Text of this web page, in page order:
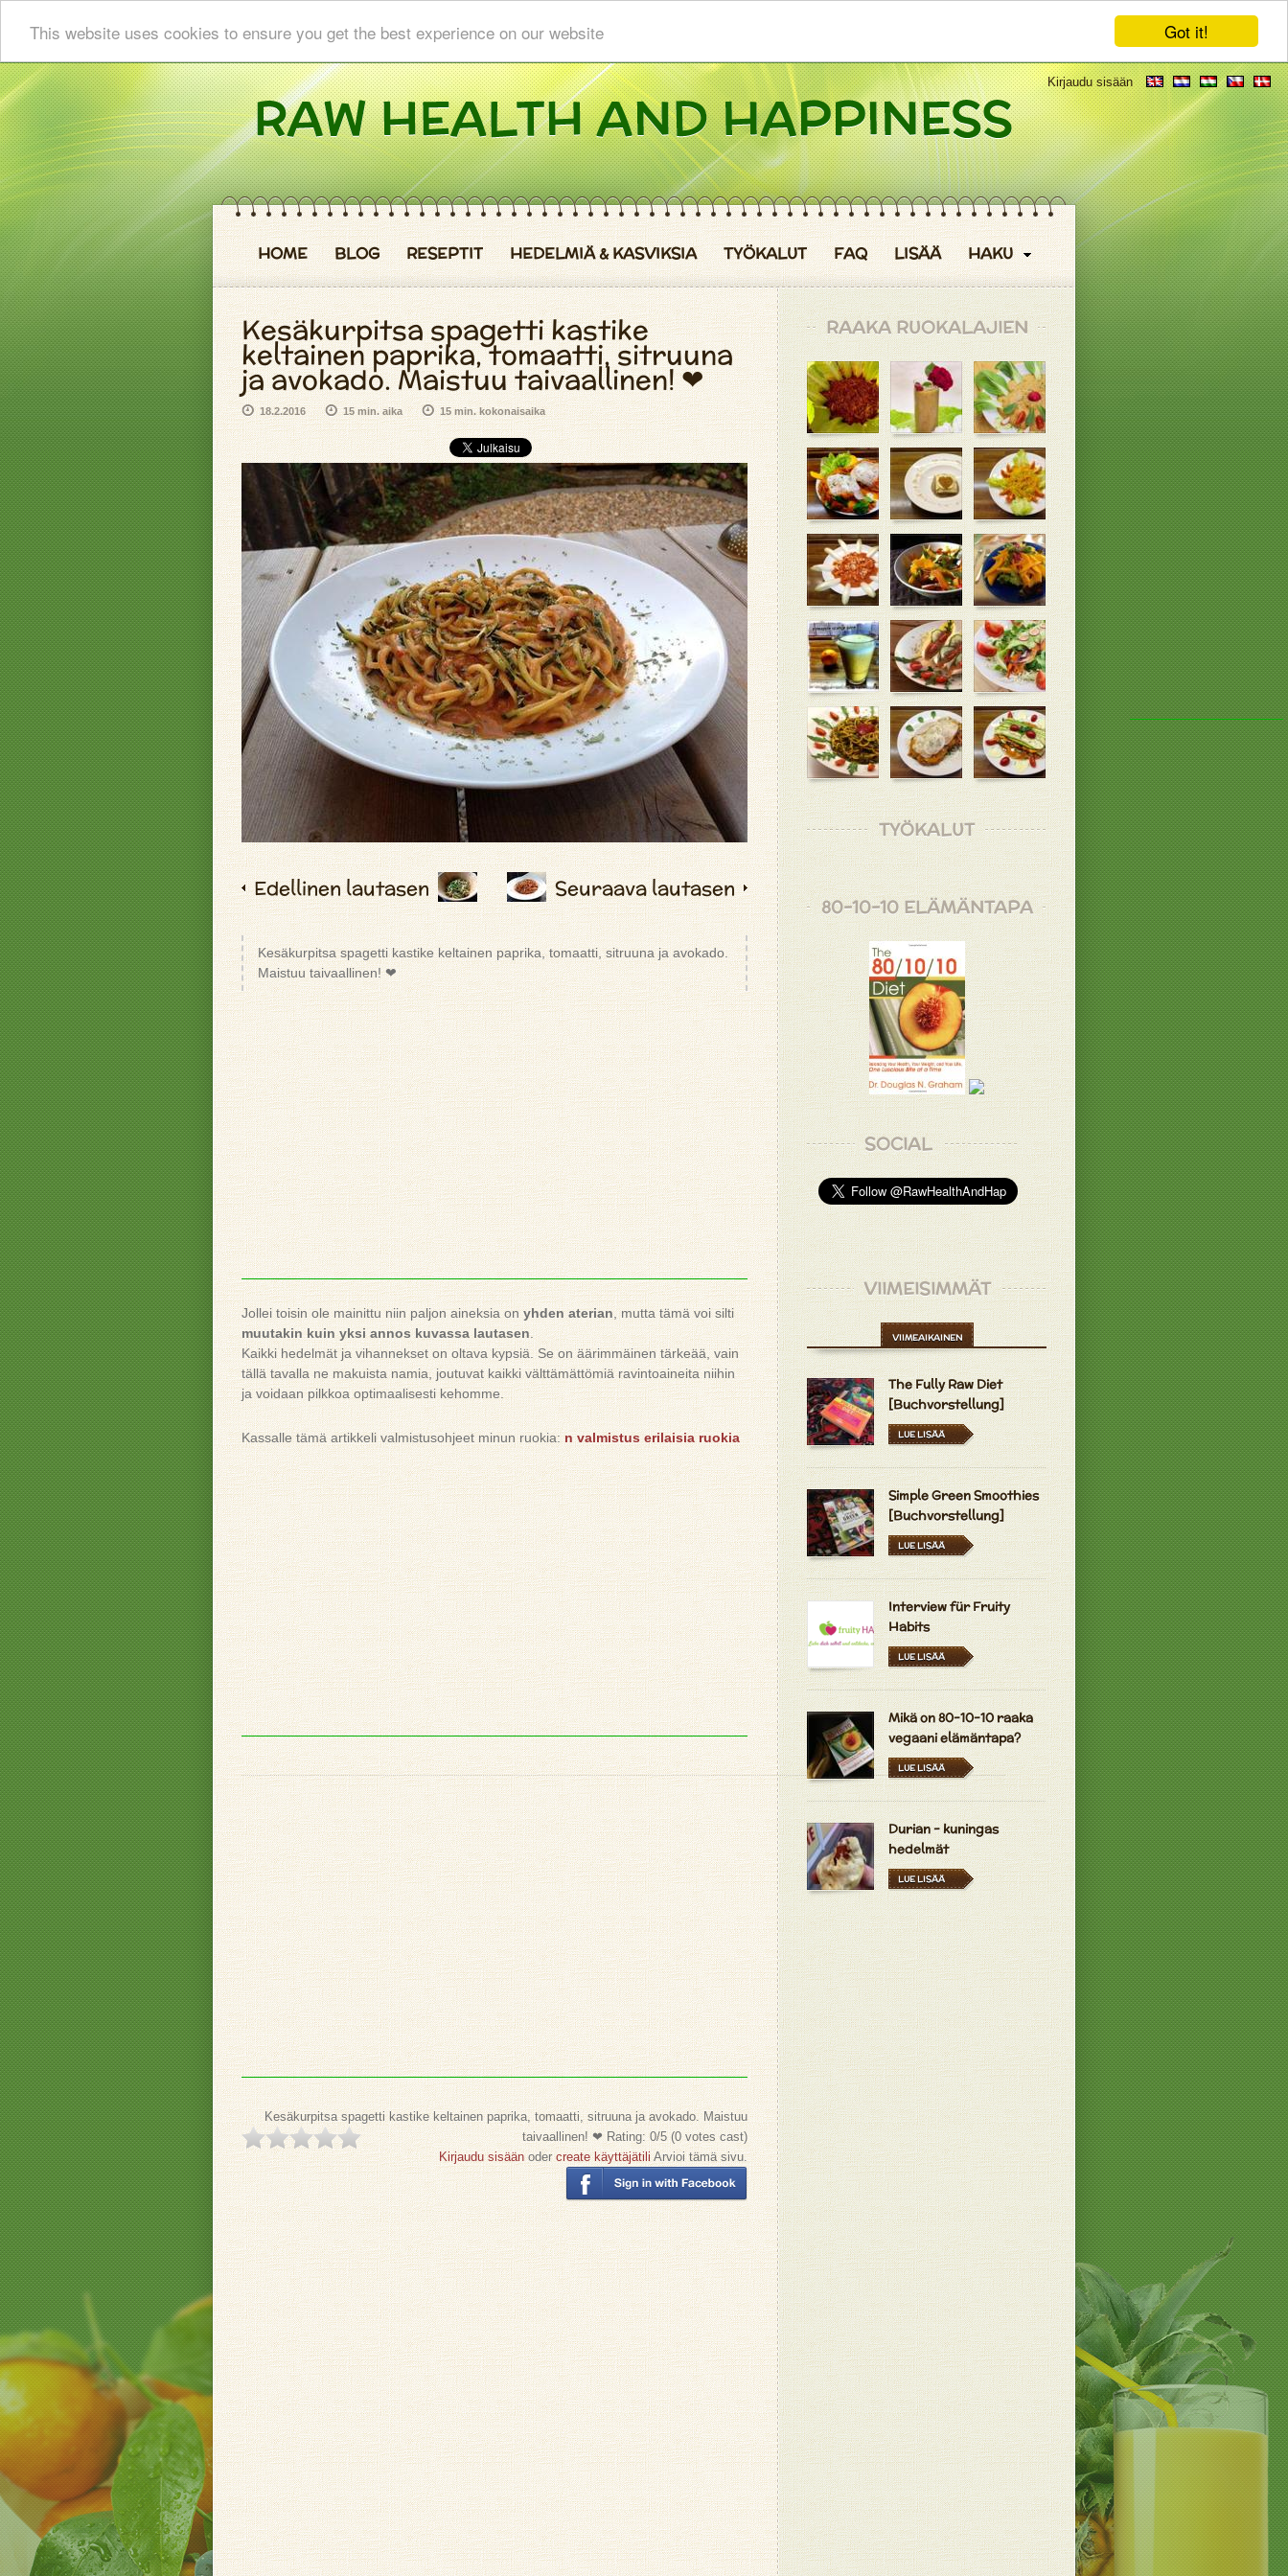
Got it!
This website uses cookies to ensure you get the best experience on our website
Kirjaudu sisään
HOME BLOG RESEPTIT HEDELMIÄ & KASVIKSIA TYÖKALUT FAQ LISÄÄ HAKU
Kesäkurpitsa spagetti kastike
keltainen paprika, tomaatti, sitruuna
ja avokado. Maistuu taivaallinen! ❤
18.2.2016 15 min. aika 15 min. kokonaisaika
Edellinen lautasen Seuraava lautasen
Kesäkurpitsa spagetti kastike keltainen paprika, tomaatti, sitruuna ja avokado.
Maistuu taivaallinen! ❤
Jollei toisin ole mainittu niin paljon aineksia onyhden aterian, mutta tämä voi silti
muutakin kuin yksi annos kuvassa lautasen.
Kaikki hedelmät ja vihannekset on oltava kypsiä. Se on äärimmäinen tärkeää, vain
tällä tavalla ne makuista namia, joutuvat kaikki välttämättömiä ravintoaineita niihin
ja voidaan pilkkoa optimaalisesti kehomme.
Kassalle tämä artikkeli valmistusohjeet minun ruokia:n valmistus erilaisia ruokia
Kesäkurpitsa spagetti kastike keltainen paprika, tomaatti, sitruuna ja avokado. Maistuu
taivaallinen! ❤ Rating:0/5 (0votes cast)
Kirjaudu sisäänodercreate käyttäjätiliArvioi tämä sivu.
RAAKA RUOKALAJIEN
TYÖKALUT
80-10-10 ELÄMÄNTAPA
SOCIAL
VIIMEISIMMÄT
VIIMEAIKAINEN
The Fully Raw Diet
[Buchvorstellung]
LUE LISÄÄ
Simple Green Smoothies
[Buchvorstellung]
LUE LISÄÄ
Interview für Fruity
Habits
LUE LISÄÄ
Mikä on 80-10-10 raaka
vegaani elämäntapa?
LUE LISÄÄ
Durian - kuningas
hedelmät
LUE LISÄÄ